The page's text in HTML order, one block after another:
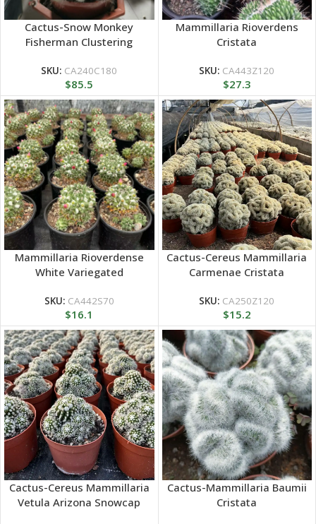
Cactus-Snow Monkey
Fisherman Clustering
SKU: CA240C180
$85.5
Mammillaria Rioverdens
Cristata
SKU: CA443Z120
$27.3
Mammillaria Rioverdense
White Variegated
SKU: CA442S70
$16.1
Cactus-Cereus Mammillaria
Carmenae Cristata
SKU: CA250Z120
$15.2
Cactus-Cereus Mammillaria
Vetula Arizona Snowcap
Cactus-Mammillaria Baumii
Cristata